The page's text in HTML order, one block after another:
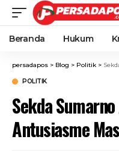
Beranda Hukum
persadapos > Blog > Politik >
POLITIK
Sekda
Antusiasme